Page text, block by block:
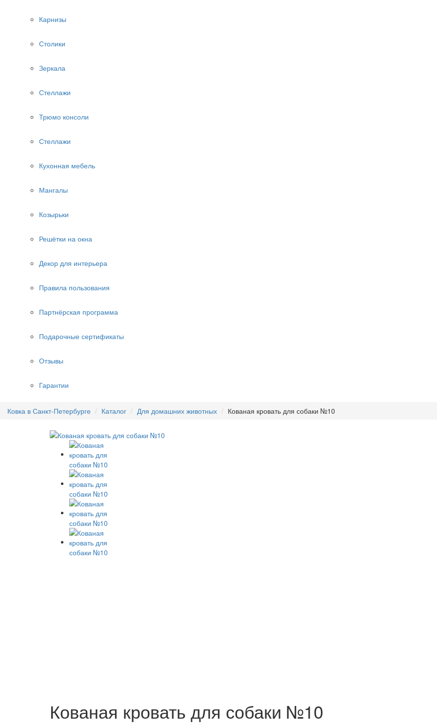
Карнизы
Столики
Зеркала
Стеллажи
Трюмо консоли
Стеллажи
Кухонная мебель
Мангалы
Козырьки
Решётки на окна
Декор для интерьера
Правила пользования
Партнёрская программа
Подарочные сертификаты
Отзывы
Гарантии
Ковка в Санкт-Петербурге Каталог Для домашних животных Кованая кровать для собаки №10
Кованая кровать для собаки №10